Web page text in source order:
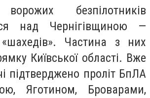
безпілотників
над Чернігівщиною —
Частина з них
Київської області. Вже
підтверджено проліт БпЛА
Яготином, Броварами,